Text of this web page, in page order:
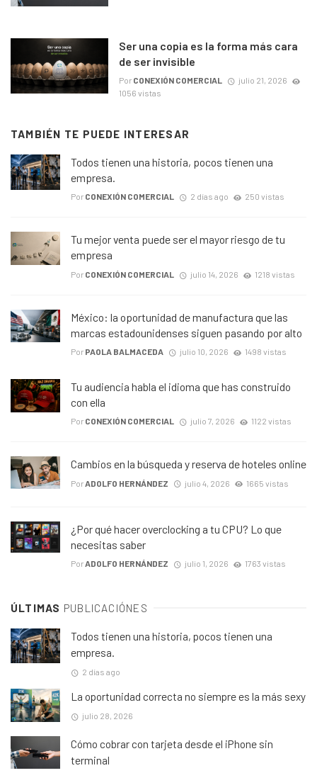
Ser una copia es la forma más cara
de ser invisible
Por CONEXIÓN COMERCIAL
julio 21, 2026
1056 vistas
TAMBIÉN TE PUEDE INTERESAR
Todos tienen una historia, pocos tienen una
empresa.
Por CONEXIÓN COMERCIAL 2 días ago 250 vistas
Tu mejor venta puede ser el mayor riesgo de tu
empresa
Por CONEXIÓN COMERCIAL julio 14, 2026 1218 vistas
México: la oportunidad de manufactura que las
marcas estadounidenses siguen pasando por alto
Por PAOLA BALMACEDA julio 10, 2026 1498 vistas
Tu audiencia habla el idioma que has construido
con ella
Por CONEXIÓN COMERCIAL julio 7, 2026 1122 vistas
Cambios en la búsqueda y reserva de hoteles online
Por ADOLFO HERNÁNDEZ julio 4, 2026 1665 vistas
¿Por qué hacer overclocking a tu CPU? Lo que
necesitas saber
PorADOLFO HERNÁNDEZ julio 1, 2026 1763 vistas
ÚLTIMAS PUBLICACIÓNES
Todos tienen una historia, pocos tienen una
empresa.
2 días ago
La oportunidad correcta no siempre es la más sexy
julio 28, 2026
Cómo cobrar con tarjeta desde el iPhone sin
terminal